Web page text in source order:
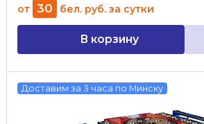
от 30 бел. руб. за сутки
В корзину
Доставим за 3 часа по Минску